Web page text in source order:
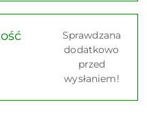
Sprawdzana
dodatkowo
przed
wysłaniem!